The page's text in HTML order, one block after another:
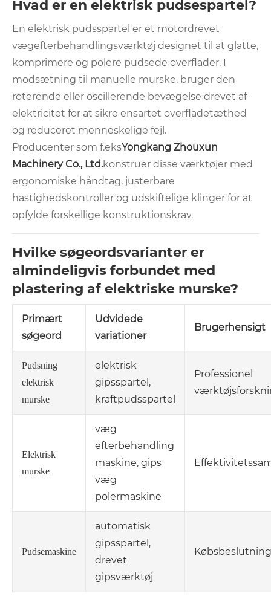
Hvad er en elektrisk pudsespartel?
En elektrisk pudsspartel er et motordrevet
vægefterbehandlingsværktøj designet til at glatte,
komprimere og polere pudsede overflader. I
modsætning til manuelle murske, bruger den
roterende eller oscillerende bevægelse drevet af
elektricitet for at sikre ensartet overfladetæthed
og reduceret menneskelige fejl.
Producenter som f.eksYongkang Zhouxun
Machinery Co., Ltd.konstruer disse værktøjer med
ergonomiske håndtag, justerbare
hastighedskontroller og udskiftelige klinger for at
opfylde forskellige konstruktionskrav.
Hvilke søgeordsvarianter er
almindeligvis forbundet med
plastering af elektriske murske?
Primært
søgeord
Udvidede
variationer
Brugerhensigt
Pudsning
elektrisk
murske
elektrisk
gipsspartel,
kraftpudsspartel
Professionel
Elektrisk
murske
væg
efterbehandling
maskine, gips
væg
polermaskine
Pudsemaskine
automatisk
gipsspartel,
drevet
gipsværktøj
Købsbeslutning